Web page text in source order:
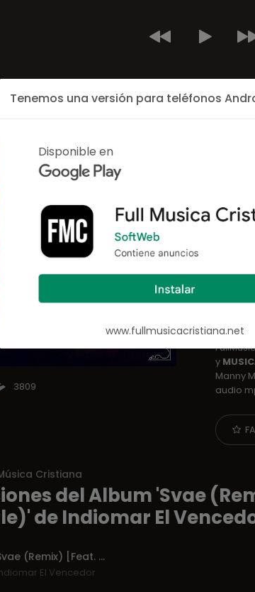
Inicio Últimos Cantantes
3809
Por:
Svae
y
Manny
audio
Cristiana
del Album 'Svae
de Indiomar El
Svae (Remix) [Feat. Manny Montes Zetty]
El Vencedor
Tenemos una versión para teléfonos
Disponible en
www.fullmusicacristiana.net